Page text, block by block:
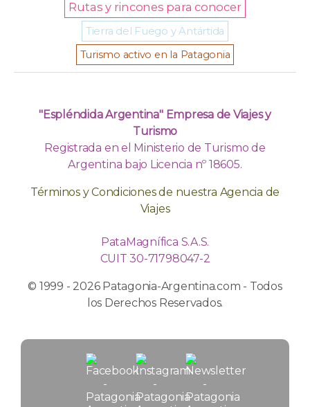
Rutas y rincones para conocer
Tierra del Fuego y Antártida
Turismo activo en la Patagonia
"Espléndida Argentina" Empresa de Viajes y
Turismo
Registrada en el Ministerio de Turismo de
Argentina bajo Licencia nº 18605.
Términos y Condiciones de nuestra Agencia de
Viajes
PataMagnífica S.A.S.
CUIT 30-71798047-2
© 1999 - 2026 Patagonia-Argentina.com - Todos
los Derechos Reservados.